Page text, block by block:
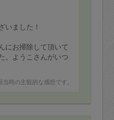
いました！
にお掃除して頂いて
。ようこさんがいつ
げで、断捨離もスム
ートよろしくお願い
時の主観的な感想です。